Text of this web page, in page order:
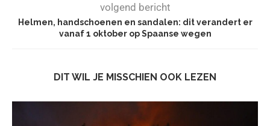
volgend bericht
Helmen, handschoenen en sandalen: dit verandert er
vanaf 1 oktober op Spaanse wegen
DIT WIL JE MISSCHIEN OOK LEZEN